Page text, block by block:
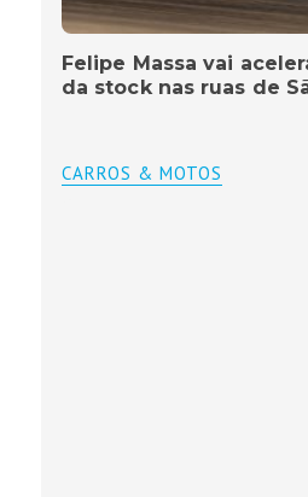
Felipe Massa vai
da stock nas ruas de
CARROS & MOTOS